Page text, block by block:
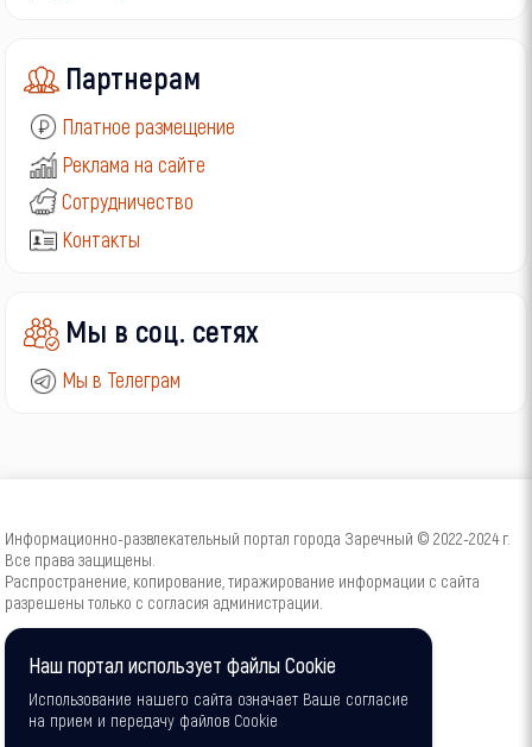
Партнерам
Платное размещение
Реклама на сайте
Сотрудничество
Контакты
Мы в соц. сетях
Мы в Телеграм
Информационно-развлекательный портал города Заречный © 2022-2024 г.
Все права защищены.
Распространение, копирование, тиражирование информации с сайта
разрешены только с согласия администрации.
16+Наш портал использует файлы Cookie
Использование нашего сайта означает Ваше согласие
на прием и передачу файлов Cookie